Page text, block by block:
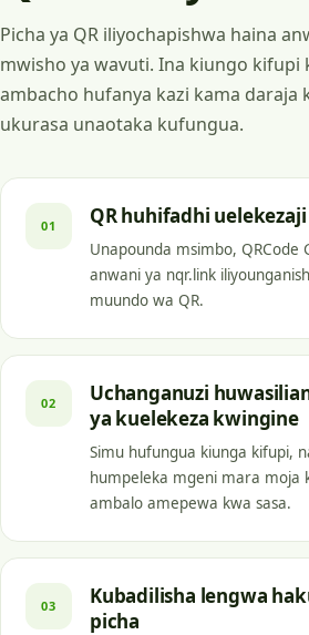
Picha ya QR iliyochapishwa haina
mwisho ya wavuti. Ina kiungo kifupi
ambacho hufanya kazi kama daraja
ukurasa unaotaka kufungua.
01 QR huhifadhi
Unapounda msimbo, QRCode
anwani ya nqr.link
muundo wa QR.
02
Uchanganuzi
ya kuelekeza kwingine
Simu hufungua kiunga kifupi,
humpeleka mgeni mara moja
ambalo amepewa kwa sasa.
03
Kubadilisha lengwa
picha